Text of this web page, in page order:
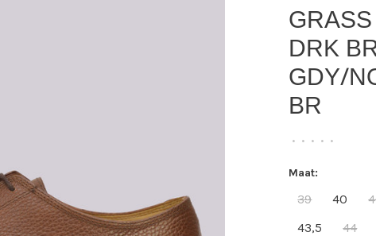
DRK
GDY/
BR
• • • • •
Maat:
39 40
43,5
44